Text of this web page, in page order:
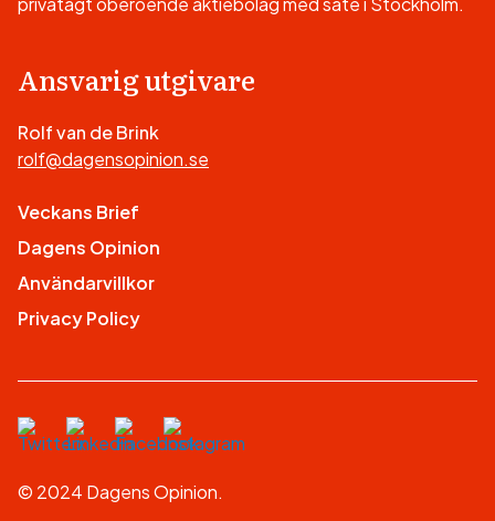
Ansvarig utgivare
Rolf van de Brink
rolf@dagensopinion.se
Veckans Brief
Dagens Opinion
Användarvillkor
Privacy Policy
© 2024 Dagens Opinion.